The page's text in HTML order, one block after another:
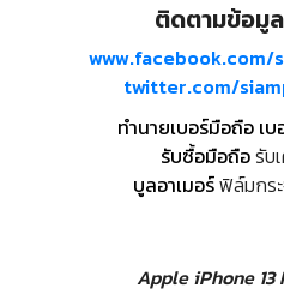
ติดตามข้อมู
twitter.com/
ทำนายเบอร์มือถือ เ
รับซื้อมือถือรับ
บูลอาเมอร์ฟิล์มกร
Apple iPhone 13